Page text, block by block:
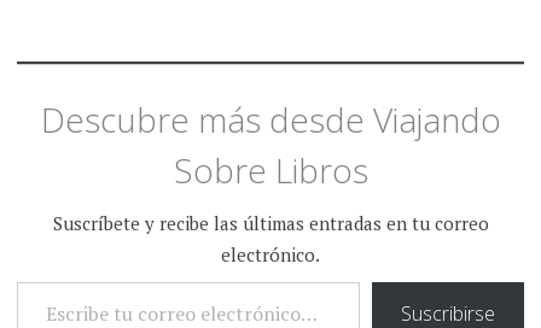
Descubre más desde Viajando
Sobre Libros
Suscríbete y recibe las últimas entradas en tu correo
electrónico.
ESCRIBE TU CORREO ELECTRÓNICO…
Suscribirse